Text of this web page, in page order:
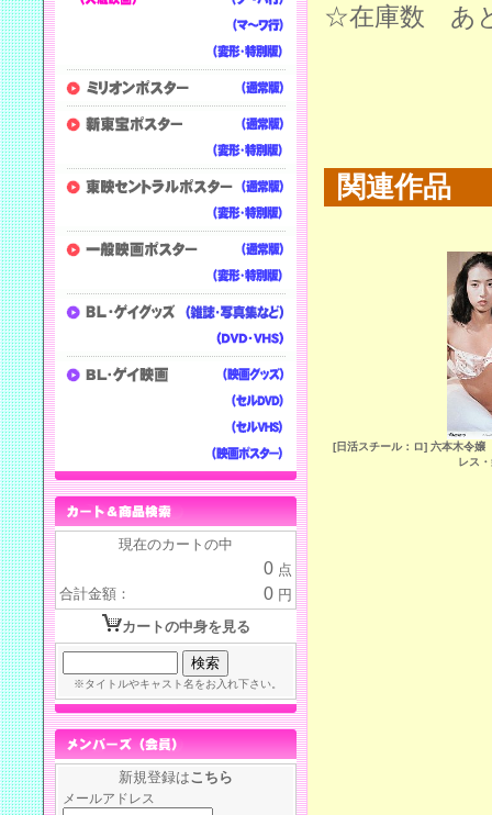
☆在庫数 あ
関連作品
[日活スチール：ロ] 六本木令
レス
現在のカートの中
0 点
合計金額：
0 円
カートの中身を見る
※タイトルやキャスト名をお入れ下さい。
新規登録はこちら
メールアドレス